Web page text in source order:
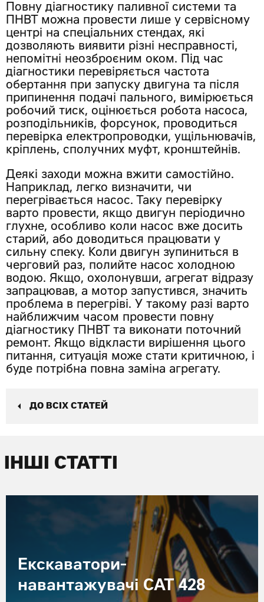
Повну діагностику паливної системи та
ПНВТ можна провести лише у сервісному
центрі на спеціальних стендах, які
дозволяють виявити різні несправності,
непомітні неозброєним оком. Під час
діагностики перевіряється частота
обертання при запуску двигуна та після
припинення подачі пального, вимірюється
робочий тиск, оцінюється робота насоса,
розподільників, форсунок, проводиться
перевірка електропроводки, ущільнювачів,
кріплень, сполучних муфт, кронштейнів.
Деякі заходи можна вжити самостійно.
Наприклад, легко визначити, чи
перегрівається насос. Таку перевірку
варто провести, якщо двигун періодично
глухне, особливо коли насос вже досить
старий, або доводиться працювати у
сильну спеку. Коли двигун зупиниться в
черговий раз, полийте насос холодною
водою. Якщо, охолонувши, агрегат відразу
запрацював, а мотор запустився, значить
проблема в перегріві. У такому разі варто
найближчим часом провести повну
діагностику ПНВТ та виконати поточний
ремонт. Якщо відкласти вирішення цього
питання, ситуація може стати критичною, і
буде потрібна повна заміна агрегату.
ДО ВСІХ СТАТЕЙ
ІНШІ СТАТТІ
Екскаватори-
навантажувачі CAT 428